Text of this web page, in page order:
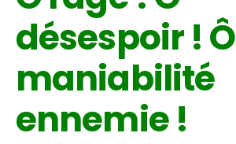
désespoir ! Ô
maniabilité
ennemie !